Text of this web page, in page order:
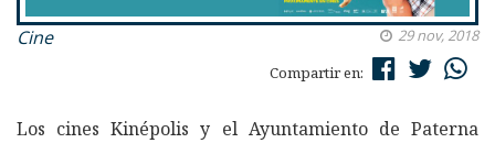
Cine
29 nov, 2018
Compartir en:
Los cines Kinépolis y el Ayuntamiento de Paterna